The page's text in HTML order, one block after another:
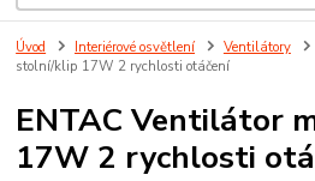
Úvod Interiérové osvětlení Ventilátory
stolní/klip 17W 2 rychlosti otáčení
ENTAC Ventilátor
17W 2 rychlosti